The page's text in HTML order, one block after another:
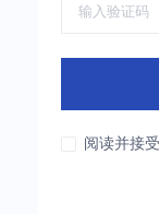
阅读并接受